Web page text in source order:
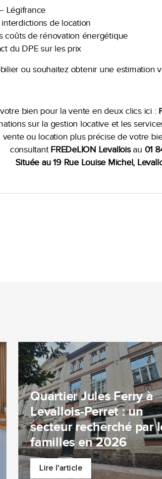
Légifrance
de location
coûts de rénovation énergétique
du DPE sur les prix
ou souhaitez obtenir une estimation
bien pour la vente en deux clics ici :
sur la gestion locative et les
ou location plus précise de votre
consultant FREDeLION Levalloisau 01
Située au 19 Rue Louise Michel,
Quartier Jules Ferry à
Levallois-Perret : un
secteur recherché par
familles en 2026
Lire l'article